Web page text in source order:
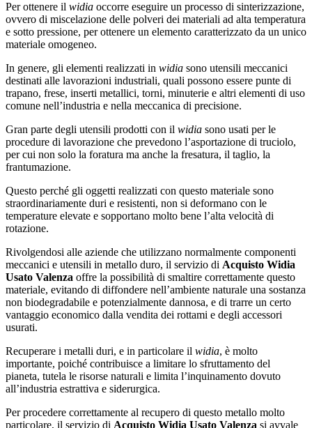
Per ottenere il widia occorre eseguire un processo di sinterizzazione,
ovvero di miscelazione delle polveri dei materiali ad alta temperatura
e sotto pressione, per ottenere un elemento caratterizzato da un unico
materiale omogeneo.
In genere, gli elementi realizzati in widia sono utensili meccanici
destinati alle lavorazioni industriali, quali possono essere punte di
trapano, frese, inserti metallici, torni, minuterie e altri elementi di uso
comune nell’industria e nella meccanica di precisione.
Gran parte degli utensili prodotti con il widia sono usati per le
procedure di lavorazione che prevedono l’asportazione di truciolo,
per cui non solo la foratura ma anche la fresatura, il taglio, la
frantumazione.
Questo perché gli oggetti realizzati con questo materiale sono
straordinariamente duri e resistenti, non si deformano con le
temperature elevate e sopportano molto bene l’alta velocità di
rotazione.
Rivolgendosi alle aziende che utilizzano normalmente componenti
meccanici e utensili in metallo duro, il servizio di Acquisto Widia
Usato Valenza offre la possibilità di smaltire correttamente questo
materiale, evitando di diffondere nell’ambiente naturale una sostanza
non biodegradabile e potenzialmente dannosa, e di trarre un certo
vantaggio economico dalla vendita dei rottami e degli accessori
usurati.
Recuperare i metalli duri, e in particolare il widia, è molto
importante, poiché contribuisce a limitare lo sfruttamento del
pianeta, tutela le risorse naturali e limita l’inquinamento dovuto
all’industria estrattiva e siderurgica.
Per procedere correttamente al recupero di questo metallo molto
particolare, il servizio di Acquisto Widia Usato Valenza si avvale